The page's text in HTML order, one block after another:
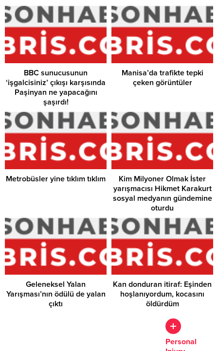
BBC sunucusunun
‘işgalcisiniz’ çıkışı karşısında
Paşinyan ne yapacağını
şaşırdı!
Manisa’da trafikte tepki
çeken görüntüler
Metrobüsler yine tıklım tıklım
Kim Milyoner Olmak İster
yarışmacısı Hikmet Karakurt
sosyal medyanın gündemine
oturdu
Geleneksel Yalan
Yarışması’nın ödülü de yalan
çıktı
Kan donduran itiraf: Eşinden
hoşlanıyordum, kocasını
öldürdüm
Personal
The
Importance